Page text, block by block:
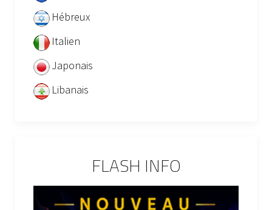
Hébreux
Italien
Japonais
Libanais
FLASH INFO